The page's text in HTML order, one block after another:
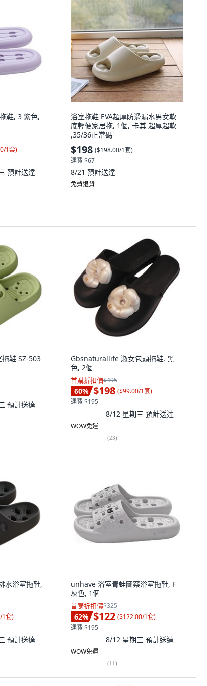
鞋, 3 紫色,
1套)
預計送達
浴室拖鞋 EVA超厚防滑漏水男女軟
底輕便家居拖, 1個, 卡其 超厚超軟
,35/36正常碼
$198 ($198.00/1套)
運費 $67
8/21 預計送達
免費退貨
拖鞋 SZ-503
預計送達
Gbsnaturallife 淑女包頭拖鞋, 黑
色, 2個
首購折扣價$495
60% $198 ($99.00/1套)
運費 $195
8/12 星期三 預計送達
WOW免運
(23)
水浴室拖鞋,
1套)
預計送達
unhave 浴室青蛙圖案浴室拖鞋, F
灰色, 1個
首購折扣價$325
62% $122 ($122.00/1套)
運費 $195
8/12 星期三 預計送達
WOW免運
(11)